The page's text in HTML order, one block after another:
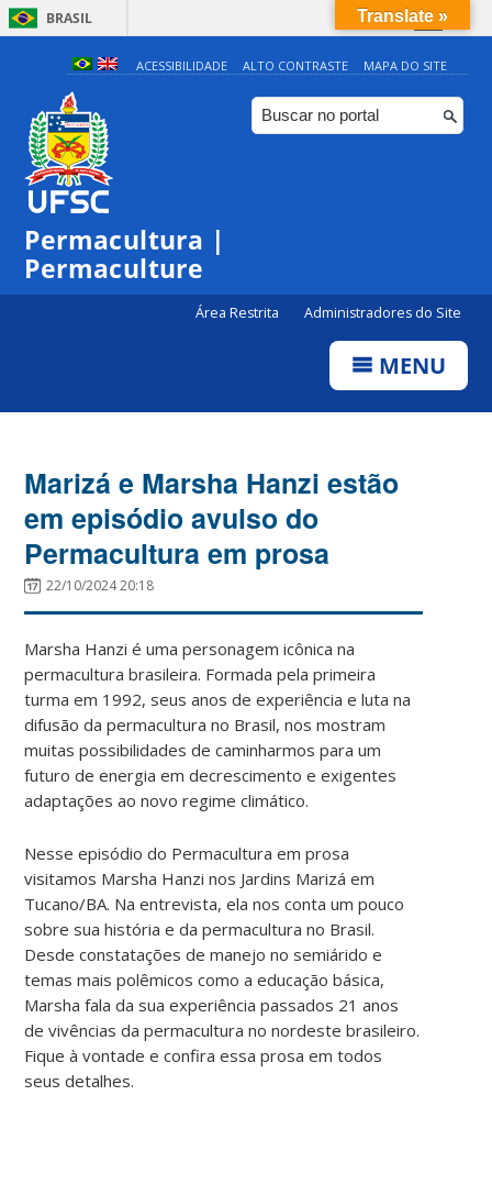
BRASIL
Simplifique!
Comunica BR
Participe
ACESSIBILIDADE ALTO CONTRASTE MAPA DO SITE
Permacultura |
Permaculture
Área Restrita Administradores do Site
MENU
Marizá e Marsha Hanzi estão
em episódio avulso do
Permacultura em prosa
22/10/2024 20:18
Marsha Hanzi é uma personagem icônica na
permacultura brasileira. Formada pela primeira
turma em 1992, seus anos de experiência e luta na
difusão da permacultura no Brasil, nos mostram
muitas possibilidades de caminharmos para um
futuro de energia em decrescimento e exigentes
adaptações ao novo regime climático.
Nesse episódio do Permacultura em prosa
visitamos Marsha Hanzi nos Jardins Marizá em
Tucano/BA. Na entrevista, ela nos conta um pouco
sobre sua história e da permacultura no Brasil.
Desde constatações de manejo no semiárido e
temas mais polêmicos como a educação básica,
Marsha fala da sua experiência passados 21 anos
de vivências da permacultura no nordeste brasileiro.
Fique à vontade e confira essa prosa em todos
seus detalhes.
Translate »